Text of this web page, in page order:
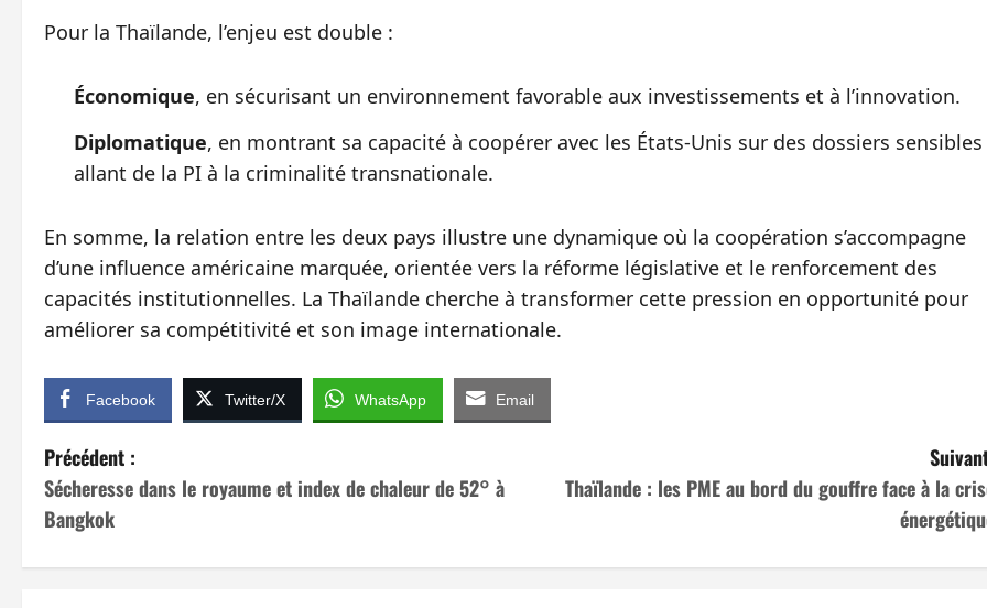
Pour la Thaïlande, l’enjeu est double :
Économique, en sécurisant un environnement favorable aux investissements et à l’innovation.
Diplomatique, en montrant sa capacité à coopérer avec les États-Unis sur des dossiers sensibles
allant de la PI à la criminalité transnationale.
En somme, la relation entre les deux pays illustre une dynamique où la coopération s’accompagne
d’une influence américaine marquée, orientée vers la réforme législative et le renforcement des
capacités institutionnelles. La Thaïlande cherche à transformer cette pression en opportunité pour
améliorer sa compétitivité et son image internationale.
Facebook Twitter/X WhatsApp Email
N
a
v
Précédent :
Sécheresse dans le royaume et index de chaleur de 52° à
Bangkok
Thaïlande : les PME au bord du gouffre face à la